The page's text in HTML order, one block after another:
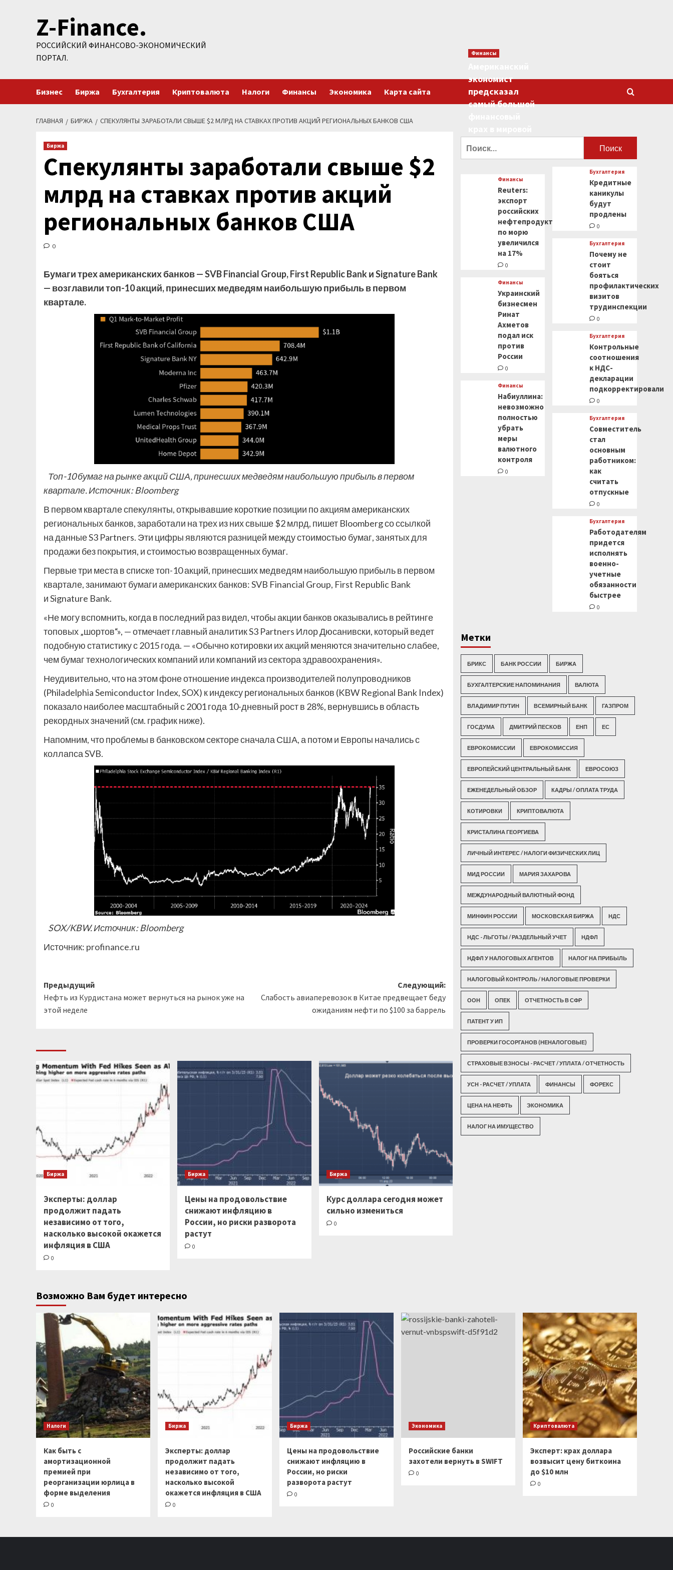
содержимомуZ-Finance.
РОССИЙСКИЙ ФИНАНСОВО-ЭКОНОМИЧЕСКИЙ
ПОРТАЛ.
Бизнес Биржа Бухгалтерия Криптовалюта Налоги Финансы Экономика Карта сайта
ГЛАВНАЯ БИРЖА СПЕКУЛЯНТЫ ЗАРАБОТАЛИ СВЫШЕ $2 МЛРД НА СТАВКАХ ПРОТИВ АКЦИЙ РЕГИОНАЛЬНЫХ БАНКОВ США
Биржа
Спекулянты заработали свыше $2
млрд на ставках против акций
региональных банков США
0
Бумаги трех американских банков — SVB Financial Group, First Republic Bank и Signature Bank
— возглавили топ-10 акций, принесших медведям наибольшую прибыль в первом
квартале.
Топ-10 бумаг на рынке акций США, принесших медведям наибольшую прибыль в первом
квартале. Источник: Bloomberg
В первом квартале спекулянты, открывавшие короткие позиции по акциям американских
региональных банков, заработали на трех из них свыше $2 млрд, пишет Bloomberg со ссылкой
на данные S3 Partners. Эти цифры являются разницей между стоимостью бумаг, занятых для
продажи без покрытия, и стоимостью возвращенных бумаг.
Первые три места в списке топ-10 акций, принесших медведям наибольшую прибыль в первом
квартале, занимают бумаги американских банков: SVB Financial Group, First Republic Bank
и Signature Bank.
«Не могу вспомнить, когда в последний раз видел, чтобы акции банков оказывались в рейтинге
топовых „шортов“», — отмечает главный аналитик S3 Partners Илор Дюсанивски, который ведет
подобную статистику с 2015 года. — «Обычно котировки их акций меняются значительно слабее,
чем бумаг технологических компаний или компаний из сектора здравоохранения».
Неудивительно, что на этом фоне отношение индекса производителей полупроводников
(Philadelphia Semiconductor Index, SOX) к индексу региональных банков (KBW Regional Bank Index)
показало наиболее масштабный с 2001 года 10-дневный рост в 28%, вернувшись в область
рекордных значений (см. график ниже).
Напомним, что проблемы в банковском секторе сначала США, а потом и Европы начались с
коллапса SVB.
SOX/KBW. Источник: Bloomberg
Источник: profinance.ru
Навигация
записи
Предыдущий
Нефть из Курдистана может вернуться на рынок уже на
этой неделе
Следующий:
Слабость авиаперевозок в Китае предвещает беду
ожиданиям нефти по $100 за баррель
Биржа
Эксперты: доллар
продолжит падать
независимо от того,
насколько высокой окажется
инфляция в США
0
Биржа
Цены на продовольствие
снижают инфляцию в
России, но риски разворота
растут
0
Биржа
Курс доллара сегодня может
сильно измениться
0
Финансы
экономист
предсказал
самый большой
Финансы
Reuters:
экспорт
российских
нефтепродуктов
по морю
увеличился
на 17%
0
Финансы
Украинский
бизнесмен
Ринат
Ахметов
подал иск
против
России
0
Финансы
Набиуллина:
невозможно
полностью
убрать
меры
валютного
контроля
0
Бухгалтерия
Кредитные
каникулы
будут
продлены
0
Бухгалтерия
Почему не
стоит
бояться
профилактических
визитов
трудинспекции
0
Бухгалтерия
Контрольные
соотношения
к НДС-
декларации
подкорректировали
0
Бухгалтерия
Совместитель
стал
основным
работником:
как
считать
отпускные
0
Бухгалтерия
Работодателям
придется
исполнять
военно-
учетные
обязанности
быстрее
0
Метки
БРИКС БАНК РОССИИ БИРЖА
БУХГАЛТЕРСКИЕ НАПОМИНАНИЯ ВАЛЮТА
ВЛАДИМИР ПУТИН ВСЕМИРНЫЙ БАНК ГАЗПРОМ
ГОСДУМА ДМИТРИЙ ПЕСКОВ ЕНП ЕС
ЕВРОКОМИССИИ ЕВРОКОМИССИЯ
ЕВРОПЕЙСКИЙ ЦЕНТРАЛЬНЫЙ БАНК ЕВРОСОЮЗ
ЕЖЕНЕДЕЛЬНЫЙ ОБЗОР КАДРЫ / ОПЛАТА ТРУДА
КОТИРОВКИ КРИПТОВАЛЮТА
КРИСТАЛИНА ГЕОРГИЕВА
ЛИЧНЫЙ ИНТЕРЕС / НАЛОГИ ФИЗИЧЕСКИХ ЛИЦ
МИД РОССИИ МАРИЯ ЗАХАРОВА
МЕЖДУНАРОДНЫЙ ВАЛЮТНЫЙ ФОНД
МИНФИН РОССИИ МОСКОВСКАЯ БИРЖА НДС
НДС - ЛЬГОТЫ / РАЗДЕЛЬНЫЙ УЧЕТ НДФЛ
НДФЛ У НАЛОГОВЫХ АГЕНТОВ НАЛОГ НА ПРИБЫЛЬ
НАЛОГОВЫЙ КОНТРОЛЬ / НАЛОГОВЫЕ ПРОВЕРКИ
ООН ОПЕК ОТЧЕТНОСТЬ В СФР
ПАТЕНТ У ИП
ПРОВЕРКИ ГОСОРГАНОВ (НЕНАЛОГОВЫЕ)
СТРАХОВЫЕ ВЗНОСЫ - РАСЧЕТ / УПЛАТА / ОТЧЕТНОСТЬ
УСН - РАСЧЕТ / УПЛАТА ФИНАНСЫ ФОРЕКС
ЦЕНА НА НЕФТЬ ЭКОНОМИКА
НАЛОГ НА ИМУЩЕСТВО
Возможно Вам будет интересно
Налоги
Как быть с
амортизационной
премией при
реорганизации юрлица в
форме выделения
0
Биржа
Эксперты: доллар
продолжит падать
независимо от того,
насколько высокой
окажется инфляция в США
0
Биржа
Цены на продовольствие
снижают инфляцию в
России, но риски
разворота растут
0
Экономика
Российские банки
захотели вернуть в SWIFT
0
Криптовалюта
Эксперт: крах доллара
возвысит цену биткоина
до $10 млн
0